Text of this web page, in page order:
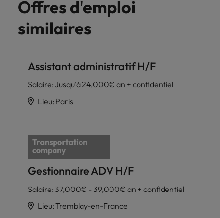
Offres d'emploi
similaires
Assistant administratif H/F
Salaire: Jusqu'à 24,000€ an + confidentiel
Lieu: Paris
Gestionnaire ADV H/F
Salaire: 37,000€ - 39,000€ an + confidentiel
Lieu: Tremblay-en-France